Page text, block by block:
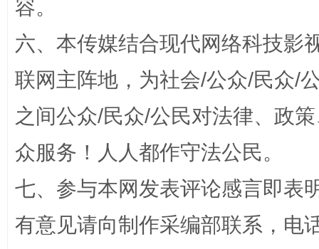
网上购药对药下症？
容。
六、本传媒结合现代网络科技影
联网主阵地，为社会/公众/民众/
之间公众/民众/公民对法律、政
众服务！人人都作守法公民。
七、参与本网发表评论感言即表
有意见请向制作采编部联系，电